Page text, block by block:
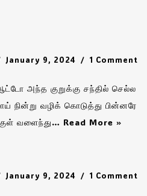
January 9, 2024 1 Comment
குறுக்கு சந்தில் செல்ல
நின்று வழிக் கொடுத்து பின்னரே
வளைந்து… Read More »
January 9, 2024 1 Comment